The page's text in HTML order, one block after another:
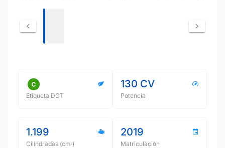
Etiqueta DGT
130 CV
Potencia
1.199
Cilindradas (cmᵌ)
2019
Matriculación